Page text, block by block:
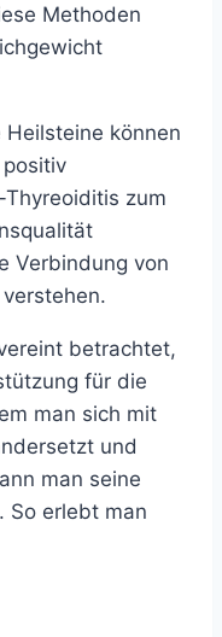
Methoden
können
zum
Verbindung von
betrachtet,
für die
man sich mit
und
man seine
So erlebt man